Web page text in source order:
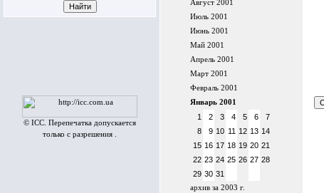
© ICC. Перепечатка допускается
только с разрешения .
Август 2001
Июль 2001
Июнь 2001
Май 2001
Апрель 2001
Март 2001
Февраль 2001
Январь 2001
1 2 3 4 5 6
7
8
9 10 11 12 13 14
15 16 17 18 19 20 21
22 23 24 25 26 27 28
29 30 31
архив за 2003 г.